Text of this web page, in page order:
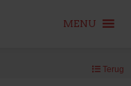
MENU
Terug